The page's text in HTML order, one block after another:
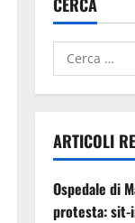
ARTICOLI
Ospedale di
protesta: sit-